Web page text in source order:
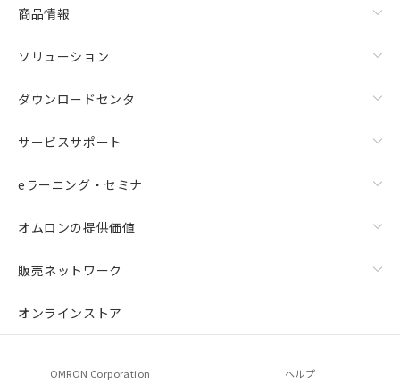
商品情報
ソリューション
ダウンロードセンタ
サービスサポート
eラーニング・セミナ
オムロンの提供価値
販売ネットワーク
オンラインストア
OMRON Corporation ヘルプ